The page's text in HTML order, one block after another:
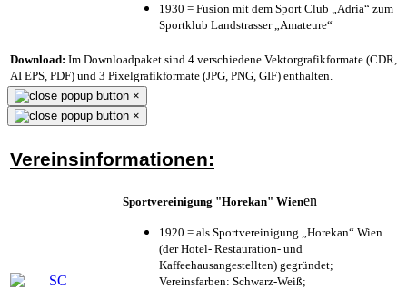
1930 = Fusion mit dem Sport Club „Adria“ zum
Sportklub Landstrasser „Amateure“
Download: Im Downloadpaket sind 4 verschiedene Vektorgrafikformate (CDR,
AI EPS, PDF) und 3 Pixelgrafikformate (JPG, PNG, GIF) enthalten.
×
×
Vereinsinformationen:
Sportvereinigung "Horekan" Wienen
1920 = als Sportvereinigung „Horekan“ Wien
(der Hotel- Restauration- und
Kaffeehausangestellten) gegründet;
Vereinsfarben: Schwarz-Weiß;